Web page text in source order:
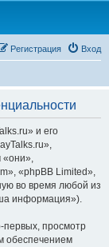
Вход
Регистрация
и его
«они»,
«phpBB Limited»,
во время любой из
информация»).
просмотр
обеспечением